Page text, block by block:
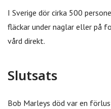
I Sverige dör cirka 500
fläckar under naglar eller på
vård direkt.
Slutsats
Bob Marleys död var en